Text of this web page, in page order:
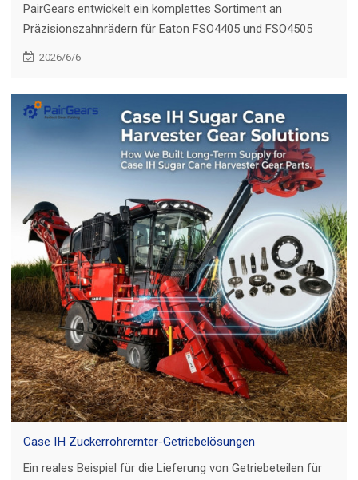
PairGears entwickelt ein komplettes Sortiment an
Präzisionszahnrädern für Eaton FSO4405 und FSO4505
Getriebe, die als direkte Ersatzteile für zuverlässige
2026/6/6
Case IH Zuckerrohrernter-Getriebelösungen
Ein reales Beispiel für die Lieferung von Getriebeteilen für